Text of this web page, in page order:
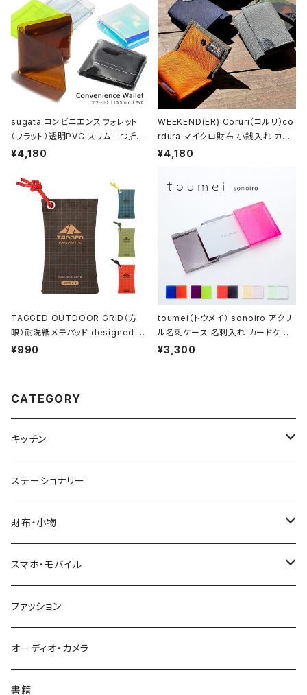
sugata コンビニエンスウォレット
（フラット）透明PVC スリム二つ折り
財布
¥4,180
WEEKEND(ER) Coruri（コルリ）co
rdura マイクロ財布 小銭入れ カー
ド入れ
¥4,180
TAGGED OUTDOOR GRID（方
眼）耐洗紙メモパッド designed by
ハイモジモジ
¥990
toumei（トウメイ） sonoiro アクリ
ル名刺ケース 名刺入れ カードケー
ス
¥3,300
CATEGORY
キッチン
ウエノスケシタノスケ
ビジョングラス
ステーショナリー
財布・小物
HEMING'S/WEEKEND(ER)
コンビニエンスウォレット
トウメイ
スマホ・モバイル
seashoreinc
MYNUS
AAUXX iRing
ファッション
オーディオ・カメラ
書籍